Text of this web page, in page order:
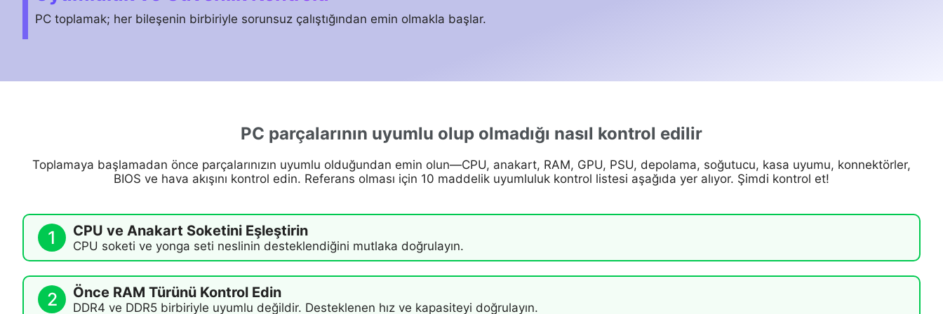
PC toplamak; her bileşenin birbiriyle sorunsuz çalıştığından emin olmakla başlar.
PC parçalarının uyumlu olup olmadığı nasıl kontrol edilir
Toplamaya başlamadan önce parçalarınızın uyumlu olduğundan emin olun—CPU, anakart, RAM, GPU, PSU, depolama, soğutucu, kasa uyumu, konnektörler,
BIOS ve hava akışını kontrol edin. Referans olması için 10 maddelik uyumluluk kontrol listesi aşağıda yer alıyor. Şimdi kontrol et!
1 CPU ve Anakart Soketini Eşleştirin
CPU soketi ve yonga seti neslinin desteklendiğini mutlaka doğrulayın.
2 Önce RAM Türünü Kontrol Edin
DDR4 ve DDR5 birbiriyle uyumlu değildir. Desteklenen hız ve kapasiteyi doğrulayın.